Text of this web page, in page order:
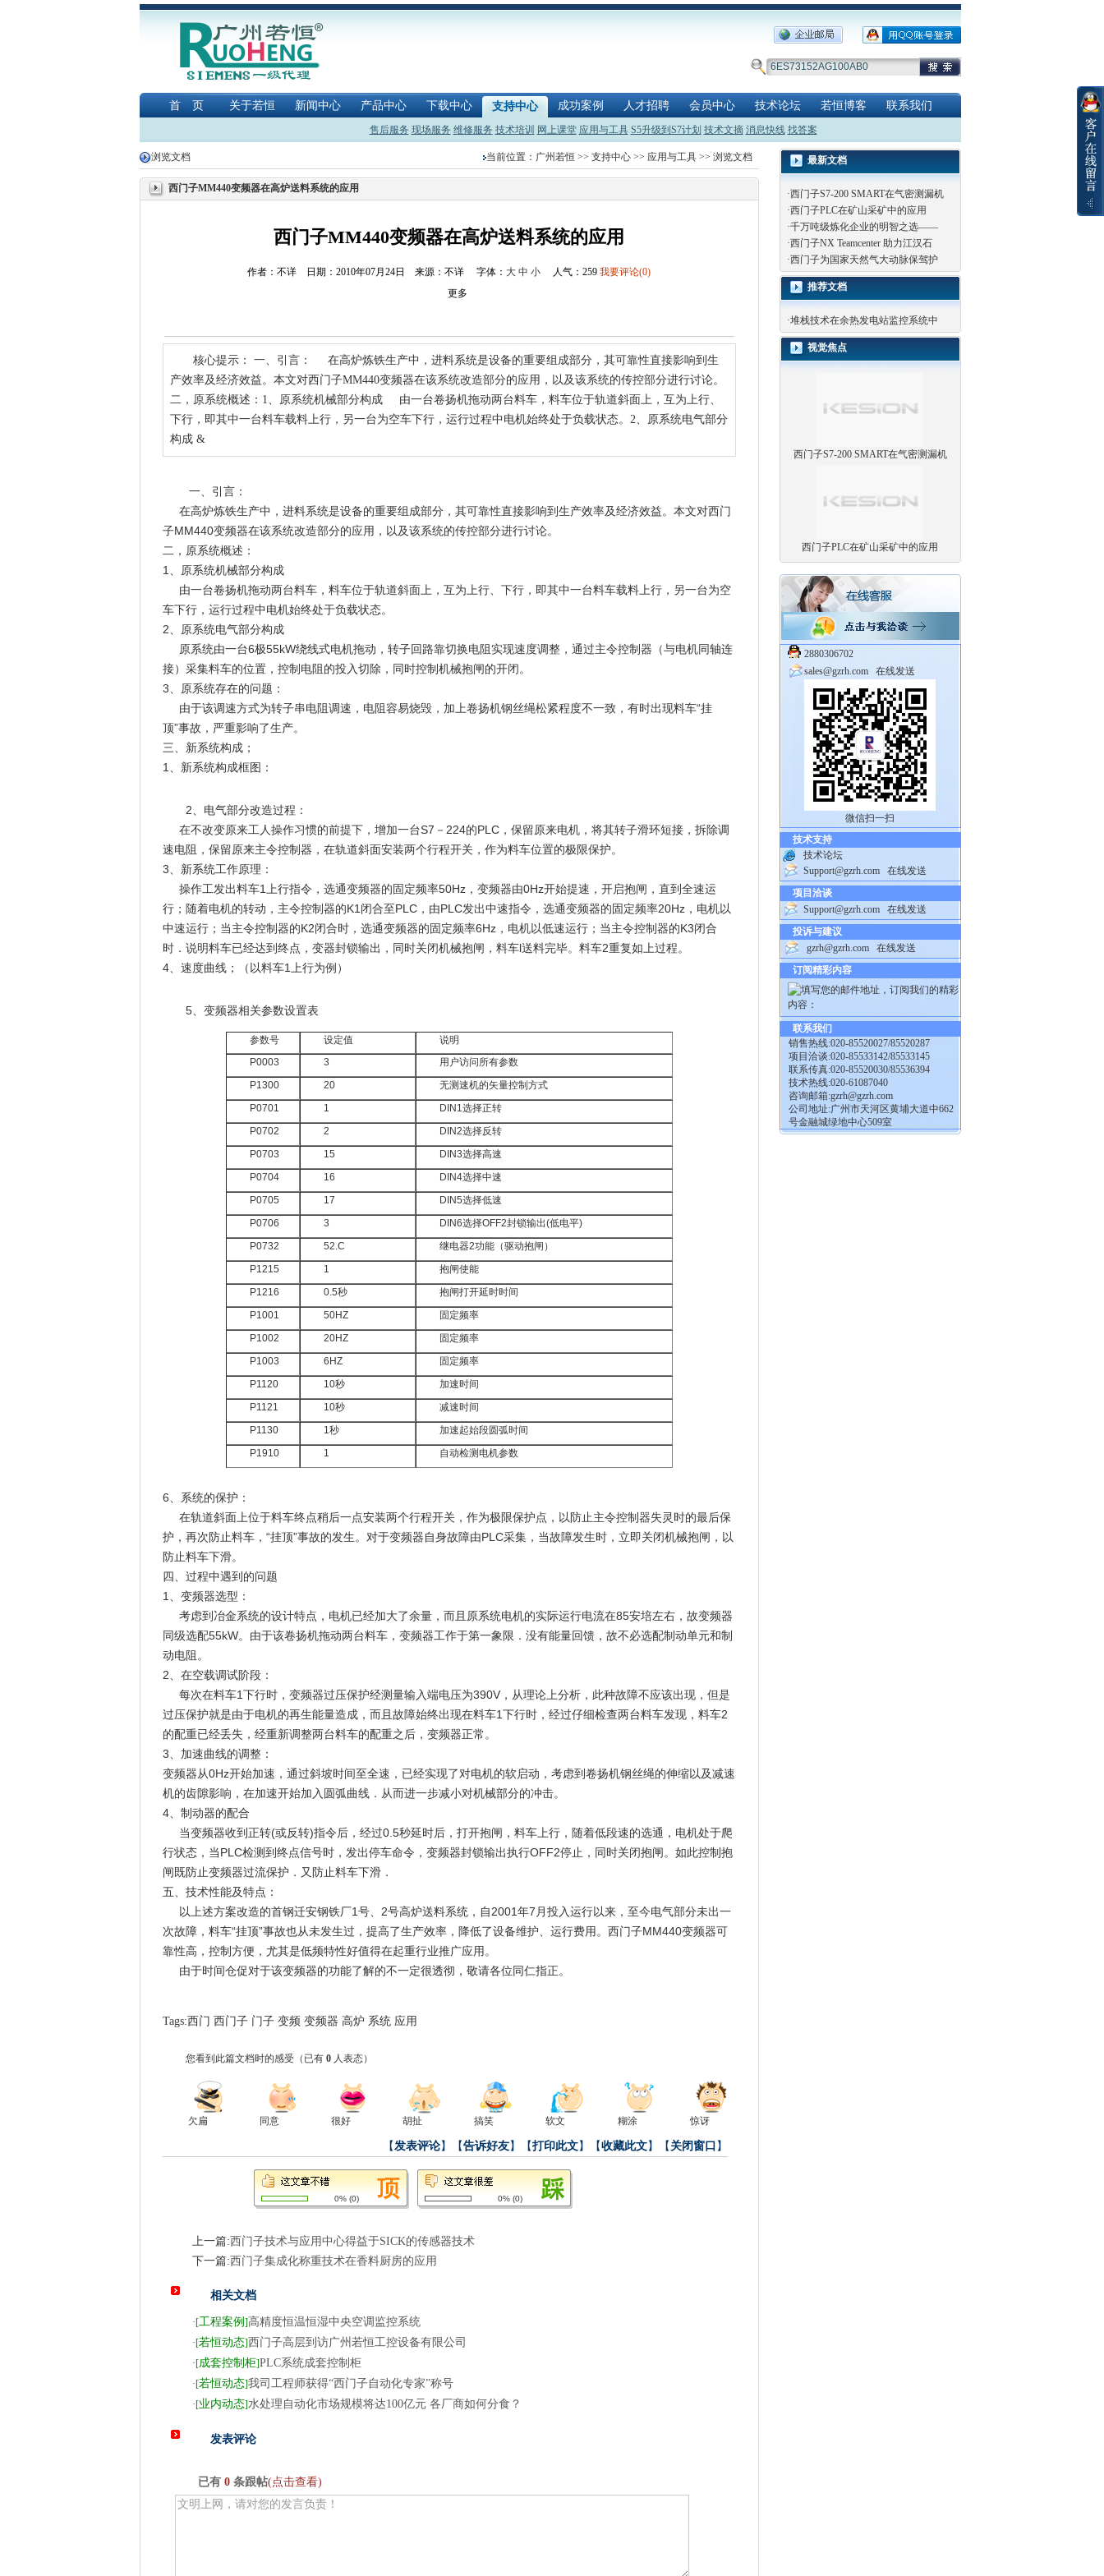
首 页 关于若恒 新闻中心 产品中心 下载中心 支持中心 成功案例 人才招聘 会员中心 技术论坛 若恒博客 联系我们
售后服务 现场服务 维修服务 技术培训 网上课堂 应用与工具 S5升级到S7计划 技术文摘 消息快线 找答案
浏览文档 当前位置： 广州若恒>> 支持中心>> 应用与工具>> 浏览文档
西门子MM440变频器在高炉送料系统的应用
西门子MM440变频器在高炉送料系统的应用
作者：不详 日期：2010年07月24日 来源：不详 字体： 大 中 小 人气： 259 我要评论(0)
更多
核心提示： 一、引言： 在高炉炼铁生产中，进料系统是设备的重要组成部分，其可靠性直接影响到生
产效率及经济效益。本文对西门子MM440变频器在该系统改造部分的应用，以及该系统的传控部分进行讨论。
二，原系统概述：1、原系统机械部分构成 由一台卷扬机拖动两台料车，料车位于轨道斜面上，互为上行、
下行，即其中一台料车载料上行，另一台为空车下行，运行过程中电机始终处于负载状态。2、原系统电气部分
构成 &
一、引言：
在高炉炼铁生产中，进料系统是设备的重要组成部分，其可靠性直接影响到生产效率及经济效益。本文对西门
子MM440变频器在该系统改造部分的应用，以及该系统的传控部分进行讨论。
二，原系统概述：
1、原系统机械部分构成
由一台卷扬机拖动两台料车，料车位于轨道斜面上，互为上行、下行，即其中一台料车载料上行，另一台为空
车下行，运行过程中电机始终处于负载状态。
2、原系统电气部分构成
原系统由一台6极55kW绕线式电机拖动，转子回路靠切换电阻实现速度调整，通过主令控制器（与电机同轴连
接）采集料车的位置，控制电阻的投入切除，同时控制机械抱闸的开闭。
3、原系统存在的问题：
由于该调速方式为转子串电阻调速，电阻容易烧毁，加上卷扬机钢丝绳松紧程度不一致，有时出现料车“挂
顶”事故，严重影响了生产。
三、新系统构成；
1、新系统构成框图：
2、电气部分改造过程：
在不改变原来工人操作习惯的前提下，增加一台S7－224的PLC，保留原来电机，将其转子滑环短接，拆除调
速电阻，保留原来主令控制器，在轨道斜面安装两个行程开关，作为料车位置的极限保护。
3、新系统工作原理：
操作工发出料车1上行指令，选通变频器的固定频率50Hz，变频器由0Hz开始提速，开启抱闸，直到全速运
行；随着电机的转动，主令控制器的K1闭合至PLC，由PLC发出中速指令，选通变频器的固定频率20Hz，电机以
中速运行；当主令控制器的K2闭合时，选通变频器的固定频率6Hz，电机以低速运行；当主令控制器的K3闭合
时．说明料车已经达到终点，变器封锁输出，同时关闭机械抱闸，料车l送料完毕。料车2重复如上过程。
4、速度曲线；（以料车1上行为例）
5、变频器相关参数设置表
参数号 设定值
说明
P0003
3
用户访问所有参数
P1300
20
无测速机的矢量控制方式
P0701
1
DIN1选择正转
P0702
2
DIN2选择反转
P0703
15
DIN3选择高速
P0704
16
DIN4选择中速
P0705
17
DIN5选择低速
P0706
3
DIN6选择OFF2封锁输出(低电平)
P0732
52.C
继电器2功能（驱动抱闸）
P1215
1
抱闸使能
P1216
0.5秒
抱闸打开延时时间
P1001
50HZ
固定频率
P1002
20HZ
固定频率
P1003
6HZ
固定频率
P1120
10秒
加速时间
P1121
10秒
减速时间
P1130
1秒
加速起始段圆弧时间
P1910
1 自动检测电机参数
6、系统的保护：
在轨道斜面上位于料车终点稍后一点安装两个行程开关，作为极限保护点，以防止主令控制器失灵时的最后保
护，再次防止料车，“挂顶”事故的发生。对于变频器自身故障由PLC采集，当故障发生时，立即关闭机械抱闸，以
防止料车下滑。
四、过程中遇到的问题
1、变频器选型：
考虑到冶金系统的设计特点，电机已经加大了余量，而且原系统电机的实际运行电流在85安培左右，故变频器
同级选配55kW。由于该卷扬机拖动两台料车，变频器工作于第一象限．没有能量回馈，故不必选配制动单元和制
动电阻。
2、在空载调试阶段：
每次在料车1下行时，变频器过压保护经测量输入端电压为390V，从理论上分析，此种故障不应该出现，但是
过压保护就是由于电机的再生能量造成，而且故障始终出现在料车1下行时，经过仔细检查两台料车发现，料车2
的配重已经丢失，经重新调整两台料车的配重之后，变频器正常。
3、加速曲线的调整：
变频器从0Hz开始加速，通过斜坡时间至全速，已经实现了对电机的软启动，考虑到卷扬机钢丝绳的伸缩以及减速
机的齿隙影响，在加速开始加入圆弧曲线．从而进一步减小对机械部分的冲击。
4、制动器的配合
当变频器收到正转(或反转)指令后，经过0.5秒延时后，打开抱闸，料车上行，随着低段速的选通，电机处于爬
行状态，当PLC检测到终点信号时，发出停车命令，变频器封锁输出执行OFF2停止，同时关闭抱闸。如此控制抱
闸既防止变频器过流保护．又防止料车下滑．
五、技术性能及特点：
以上述方案改造的首钢迁安钢铁厂1号、2号高炉送料系统，自2001年7月投入运行以来，至今电气部分未出一
次故障，料车“挂顶”事故也从未发生过，提高了生产效率，降低了设备维护、运行费用。西门子MM440变频器可
靠性高，控制方便，尤其是低频特性好值得在起重行业推广应用。
由于时间仓促对于该变频器的功能了解的不一定很透彻，敬请各位同仁指正。
Tags:西门 西门子 门子 变频 变频器 高炉 系统 应用
您看到此篇文档时的感受 （已有 0人表态）
欠扁 同意 很好 胡扯 搞笑 软文 糊涂 惊讶
【发表评论】【告诉好友】【打印此文】【收藏此文】【 关闭窗口 】
0%(0) 0%(0)
上一篇:西门子技术与应用中心得益于SICK的传感器技术
下一篇:西门子集成化称重技术在香料厨房的应用
相关文档
·[工程案例 ]高精度恒温恒湿中央空调监控系统
·[若恒动态]西门子高层到访广州若恒工控设备有限公司
·[成套控制柜]PLC系统成套控制柜
·[若恒动态]我司工程师获得“西门子自动化专家”称号
·[业内动态]水处理自动化市场规模将达100亿元 各厂商如何分食？
发表评论
已有 0条跟帖(点击查看)
最新文档
·西门子S7-200 SMART在气密测漏机
·西门子PLC在矿山采矿中的应用
·千万吨级炼化企业的明智之选——
·西门子NX Teamcenter 助力江汉石
·西门子为国家天然气大动脉保驾护
推荐文档
·堆栈技术在余热发电站监控系统中
视觉焦点
西门子S7-200 SMART在气密测漏机
西门子PLC在矿山采矿中的应用
2880306702
sales@gzrh.com
在线发送
微信扫一扫
技术支持
技术论坛
Support@gzrh.com
在线发送
项目洽谈
Support@gzrh.com
在线发送
投诉与建议
gzrh@gzrh.com
在线发送
订阅精彩内容
联系我们
销售热线:020-85520027/85520287
项目洽谈:020-85533142/85533145
联系传真:020-85520030/85536394
技术热线:020-61087040
咨询邮箱:gzrh@gzrh.com
公司地址:广州市天河区黄埔大道中662
号金融城绿地中心509室